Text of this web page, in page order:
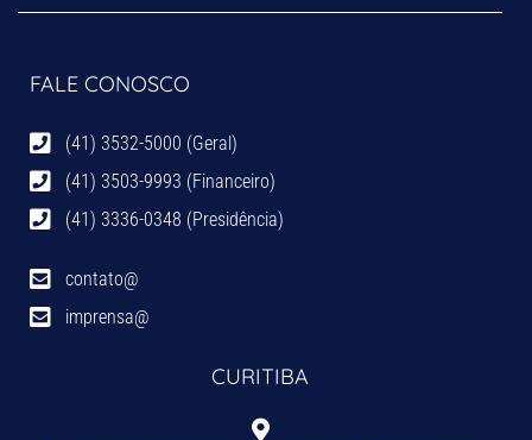
FALE CONOSCO
(41) 3532-5000 (Geral)
(41) 3503-9993 (Financeiro)
(41) 3336-0348 (Presidência)
contato@
imprensa@
CURITIBA